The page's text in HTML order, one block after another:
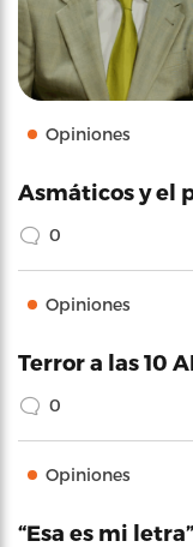
Opiniones
Asmáticos y el
0
Opiniones
Terror a las 10
0
Opiniones
“Esa es mi